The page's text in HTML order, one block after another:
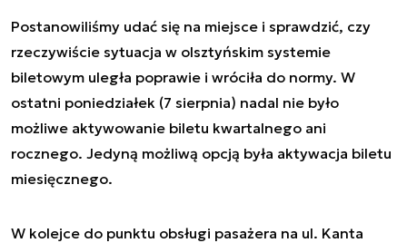
Postanowiliśmy udać się na miejsce i sprawdzić, czy
rzeczywiście sytuacja w olsztyńskim systemie
biletowym uległa poprawie i wróciła do normy. W
ostatni poniedziałek (7 sierpnia) nadal nie było
możliwe aktywowanie biletu kwartalnego ani
rocznego. Jedyną możliwą opcją była aktywacja biletu
miesięcznego.
W kolejce do punktu obsługi pasażera na ul. Kanta